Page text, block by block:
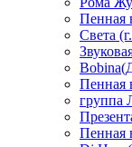
Пенная
Света
Пенная
группа
Пенная